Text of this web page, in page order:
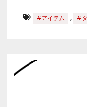
#アイテム , #